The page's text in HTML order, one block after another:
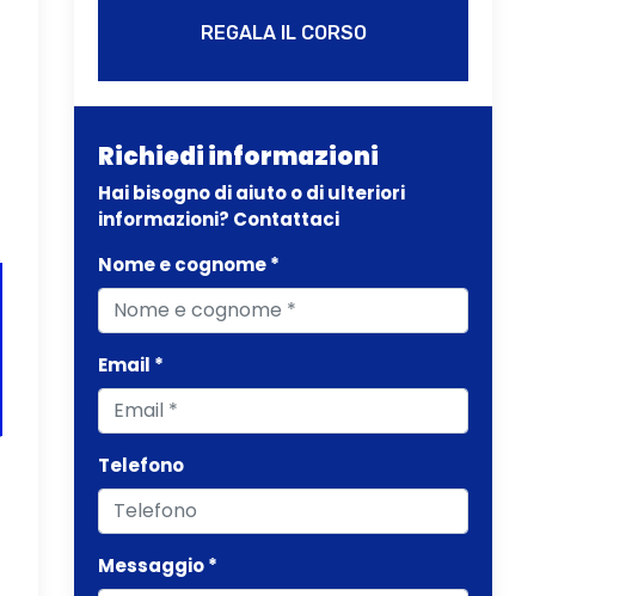
REGALA IL CORSO
Richiedi informazioni
Hai bisogno di aiuto o di ulteriori
informazioni? Contattaci
Nome e cognome *
Email *
Telefono
Messaggio *